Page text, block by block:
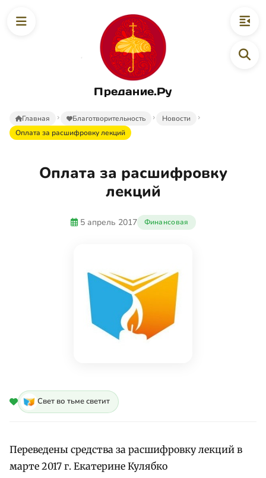
Предание.Ру
Главная Благотворительность
Новости
Оплата за расшифровку лекций
Оплата за расшифровку
лекций
5 апрель 2017 Финансовая
Свет во тьме светит
Переведены средства за расшифровку лекций в
марте 2017 г. Екатерине Кулябко